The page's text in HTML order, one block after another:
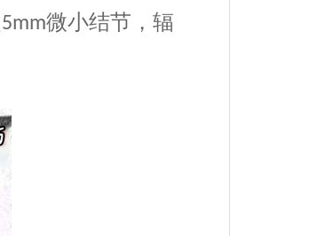
5mm微小结节，辐